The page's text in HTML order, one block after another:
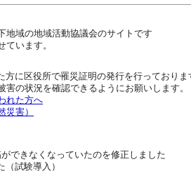
地域の地域活動協議会のサイトです
います。
に区役所で罹災証明の発行を行っておりま
の状況を確認できるようにお願いします。
れた方へ
害）
できなくなっていたのを修正しました
試験導入）